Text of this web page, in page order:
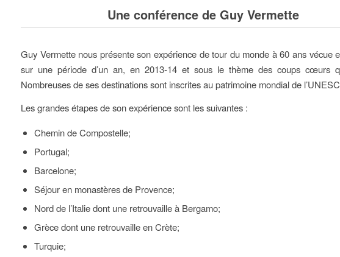
Une conférence de Guy Vermette
Guy Vermette nous présente son expérience de tour du monde à 60 ans vécue
sur une période d’un an, en 2013-14 et sous le thème des coups cœurs
Nombreuses de ses destinations sont inscrites au patrimoine mondial de
Les grandes étapes de son expérience sont les suivantes :
Chemin de Compostelle;
Portugal;
Barcelone;
Séjour en monastères de Provence;
Nord de l’Italie dont une retrouvaille à Bergamo;
Grèce dont une retrouvaille en Crète;
Turquie;